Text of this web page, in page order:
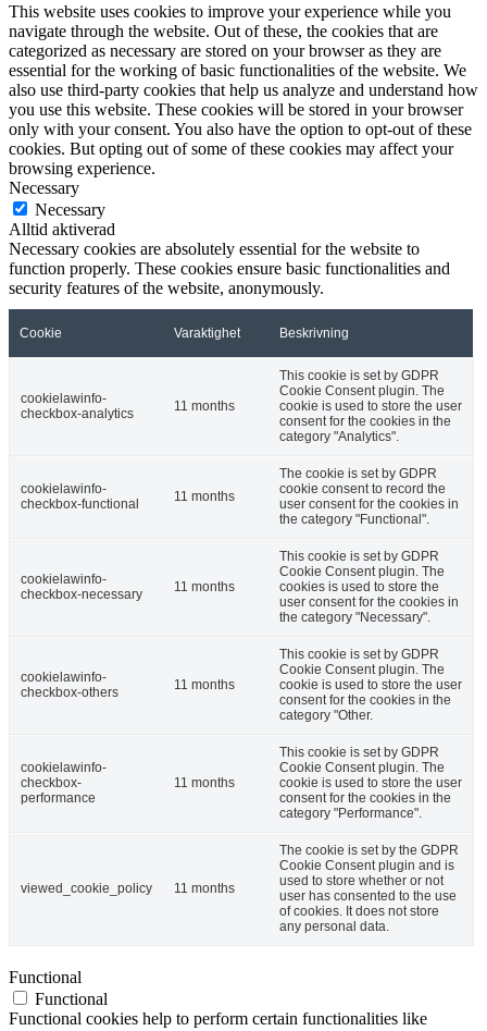
This website uses cookies to improve your experience while you
navigate through the website. Out of these, the cookies that are
categorized as necessary are stored on your browser as they are
essential for the working of basic functionalities of the website. We
also use third-party cookies that help us analyze and understand how
you use this website. These cookies will be stored in your browser
only with your consent. You also have the option to opt-out of these
cookies. But opting out of some of these cookies may affect your
browsing experience.
Necessary
Necessary
Alltid aktiverad
Necessary cookies are absolutely essential for the website to
function properly. These cookies ensure basic functionalities and
security features of the website, anonymously.
Cookie Varaktighet Beskrivning
cookielawinfo-
checkbox-analytics
11 months
This cookie is set by GDPR
Cookie Consent plugin. The
cookie is used to store the user
consent for the cookies in the
category "Analytics".
cookielawinfo-
checkbox-functional
11 months
The cookie is set by GDPR
cookie consent to record the
user consent for the cookies in
the category "Functional".
cookielawinfo-
checkbox-necessary
11 months
This cookie is set by GDPR
Cookie Consent plugin. The
cookies is used to store the
user consent for the cookies in
the category "Necessary".
cookielawinfo-
checkbox-others
11 months
This cookie is set by GDPR
Cookie Consent plugin. The
cookie is used to store the user
consent for the cookies in the
category "Other.
cookielawinfo-
checkbox-
performance
11 months
This cookie is set by GDPR
Cookie Consent plugin. The
cookie is used to store the user
consent for the cookies in the
category "Performance".
viewed_cookie_policy 11 months
The cookie is set by the GDPR
Cookie Consent plugin and is
used to store whether or not
user has consented to the use
of cookies. It does not store
any personal data.
Functional
Functional
Functional cookies help to perform certain functionalities like